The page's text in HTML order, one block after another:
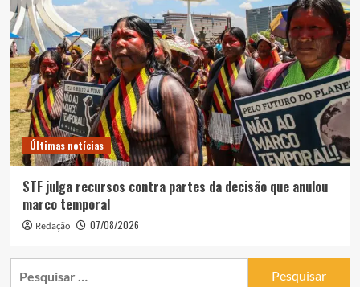
Últimas notícias
STF julga recursos contra partes da decisão que anulou
marco temporal
Redação 07/08/2026